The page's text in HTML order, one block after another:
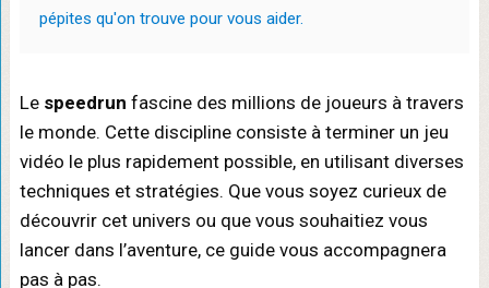
pépites qu'on trouve pour vous aider.
Le speedrun fascine des millions de joueurs à travers
le monde. Cette discipline consiste à terminer un jeu
vidéo le plus rapidement possible, en utilisant diverses
techniques et stratégies. Que vous soyez curieux de
découvrir cet univers ou que vous souhaitiez vous
lancer dans l’aventure, ce guide vous accompagnera
pas à pas.